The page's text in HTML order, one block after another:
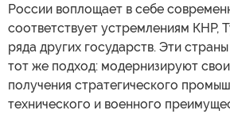
России воплощает в себе
соответствует устремлениям КНР,
ряда других государств. Эти
тот же подход: модернизируют
получения стратегического
технического и военного